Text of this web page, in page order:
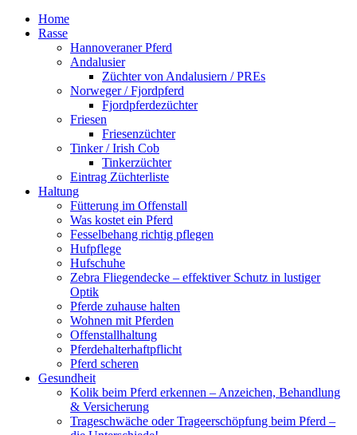
Home
Rasse
Hannoveraner Pferd
Andalusier
Züchter von Andalusiern / PREs
Norweger / Fjordpferd
Fjordpferdezüchter
Friesen
Friesenzüchter
Tinker / Irish Cob
Tinkerzüchter
Eintrag Züchterliste
Haltung
Fütterung im Offenstall
Was kostet ein Pferd
Fesselbehang richtig pflegen
Hufpflege
Hufschuhe
Zebra Fliegendecke – effektiver Schutz in lustiger
Optik
Pferde zuhause halten
Wohnen mit Pferden
Offenstallhaltung
Pferdehalterhaftpflicht
Pferd scheren
Gesundheit
Kolik beim Pferd erkennen – Anzeichen, Behandlung
& Versicherung
Trageschwäche oder Trageerschöpfung beim Pferd –